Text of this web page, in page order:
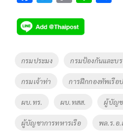
e
b
o
o
k
tt
er
p
y
Li
n
k
Tags
กรมประมง กรมป้องกันและบ
กรมเจ้าท่า การฝึกกองทัพเรือ
ผบ.ทร. ผบ.ทสส. ผู้บัญช
ผู้บัญชาการทหารเรือ พล.ร.อ